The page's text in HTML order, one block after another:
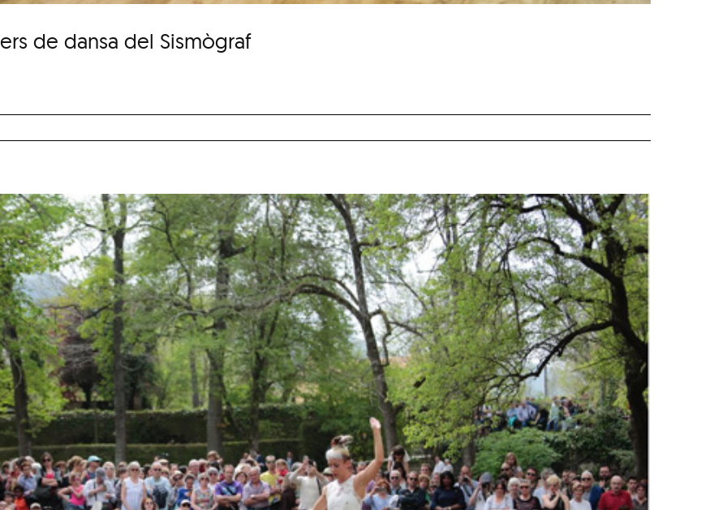
de dansa del Sismògraf